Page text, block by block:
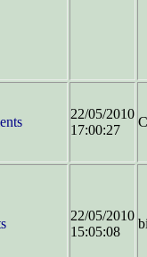
22/05/2010
17:00:27
22/05/2010
15:05:08